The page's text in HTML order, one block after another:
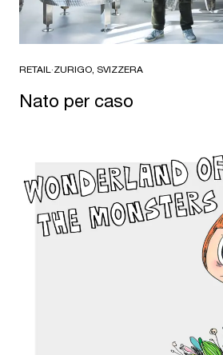
RETAIL·ZURIGO, SVIZZERA
Nato per caso